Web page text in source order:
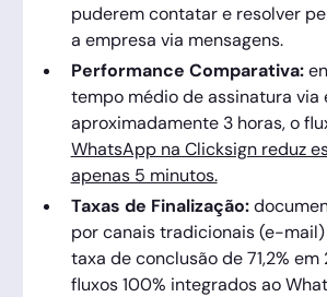
puderem contatar e resolver
a empresa via mensagens.
Performance Comparativa:
tempo médio de assinatura via
aproximadamente 3 horas, o
WhatsApp na Clicksign reduz
apenas 5 minutos.
Taxas de Finalização:
por canais tradicionais (e-
taxa de conclusão de 71,2% em
fluxos 100% integrados ao